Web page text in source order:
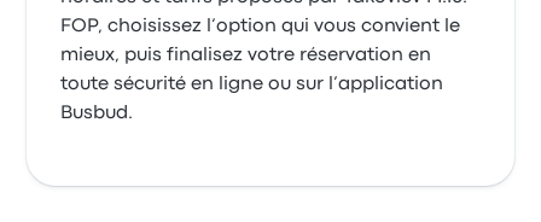
FOP, choisissez l’option qui vous convient le
mieux, puis finalisez votre réservation en
toute sécurité en ligne ou sur l’application
Busbud.